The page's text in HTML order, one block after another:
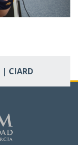
CIARD